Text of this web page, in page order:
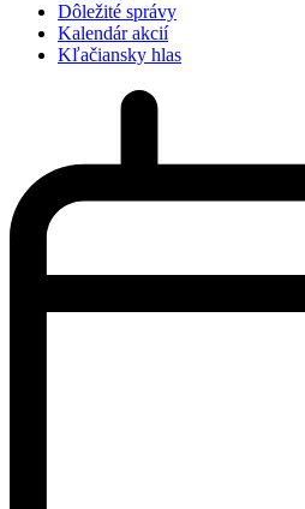
Dôležité správy
Kalendár akcií
Kľačiansky hlas